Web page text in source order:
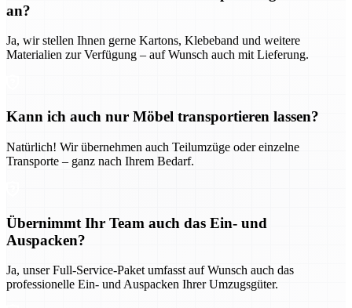
an?
Ja, wir stellen Ihnen gerne Kartons, Klebeband und weitere
Materialien zur Verfügung – auf Wunsch auch mit Lieferung.
Kann ich auch nur Möbel transportieren lassen?
Natürlich! Wir übernehmen auch Teilumzüge oder einzelne
Transporte – ganz nach Ihrem Bedarf.
Übernimmt Ihr Team auch das Ein- und
Auspacken?
Ja, unser Full-Service-Paket umfasst auf Wunsch auch das
professionelle Ein- und Auspacken Ihrer Umzugsgüter.